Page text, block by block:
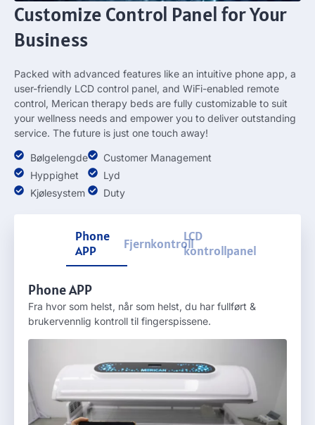
Customize Control Panel for Your
Business
Packed with advanced features like an intuitive phone app, a
user-friendly LCD control panel, and WiFi-enabled remote
control, Merican therapy beds are fully customizable to suit
your wellness needs and empower you to deliver outstanding
service. The future is just one touch away!
Bølgelengde
Hyppighet
Kjølesystem
Customer Management
Lyd
Duty
Phone
APP
FjernkontrollLCD
kontrollpanel
Phone APP
Fra hvor som helst, når som helst, du har fullført &
brukervennlig kontroll til fingerspissene.